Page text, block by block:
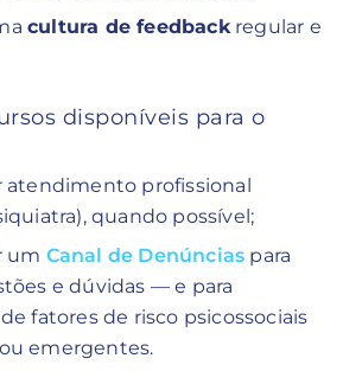
cultura de feedbackregular e
disponíveis para o
atendimento profissional
quando possível;
um Canal de Denúncias para
e dúvidas — e para
fatores de risco psicossociais
emergentes.